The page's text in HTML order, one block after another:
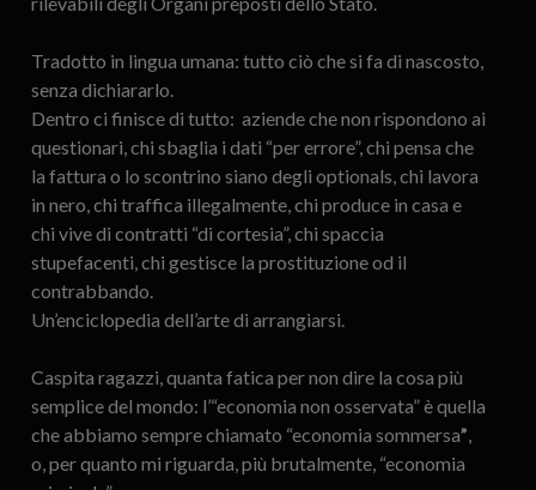
Tradotto in lingua umana: tutto ciò che si fa di nascosto,
senza dichiararlo.
Dentro ci finisce di tutto: aziende che non rispondono ai
questionari, chi sbaglia i dati “per errore”, chi pensa che
la fattura o lo scontrino siano degli optionals, chi lavora
in nero, chi traffica illegalmente, chi produce in casa e
chi vive di contratti “di cortesia”, chi spaccia
stupefacenti, chi gestisce la prostituzione od il
contrabbando.
Un’enciclopedia dell’arte di arrangiarsi.
Caspita ragazzi, quanta fatica per non dire la cosa più
semplice del mondo: l’“economia non osservata” è quella
che abbiamo sempre chiamato “economia sommersa”,
o, per quanto mi riguarda, più brutalmente, “economia